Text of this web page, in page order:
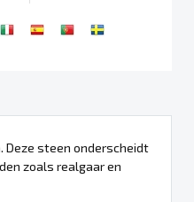
Deze steen onderscheidt
zoals realgaar en